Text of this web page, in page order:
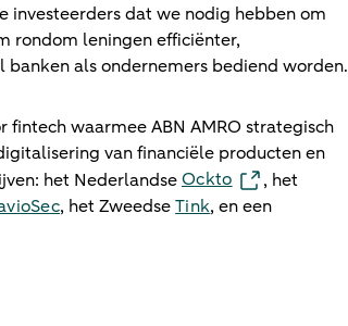
investeerders dat we nodig hebben om
rondom leningen efficiënter,
als ondernemers bediend worden.
fintech waarmee ABN AMRO strategisch
van financiële producten en
het NederlandseOckto
, het
, het ZweedseTink, en een